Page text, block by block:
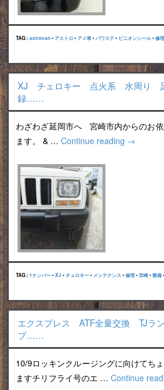
TAG : astrovan•アストロ •アメ車•パワステ• ピニオンシール•修理
XJ チェロキー 点火系 水周り
録……
わざわざ延岡市へ 宮崎市内からのお
ます。 & … Continue reading →
TAG : 1ナンバー•XJ •チェロキー• メンテナンス•修理•宮崎•整備•
エクスプレス ATF全量交換 TJラ
プ……
10/9ロッキンクルージングに向けてち
ますチリフライ号のエ … Continue